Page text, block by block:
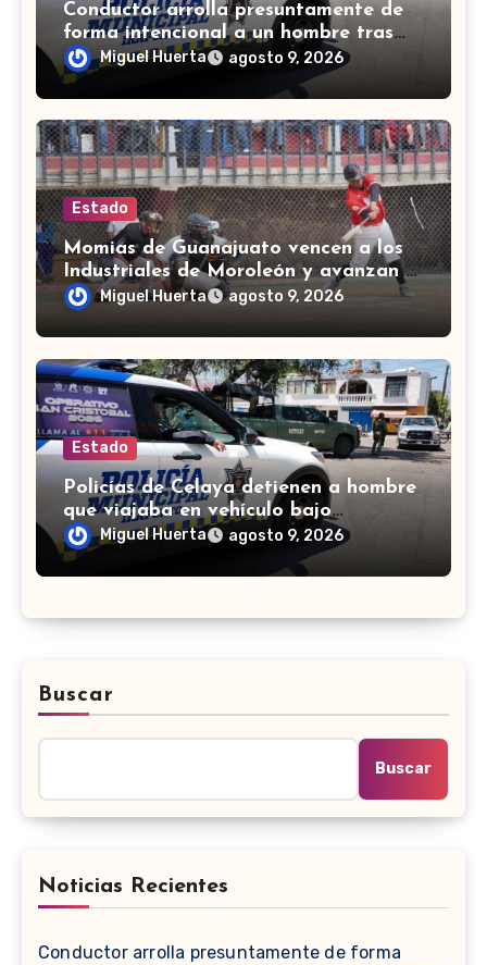
Conductor arrolla presuntamente de
forma intencional a un hombre tras
una riña en Celaya
Miguel Huerta agosto 9, 2026
Estado
Momias de Guanajuato vencen a los
Industriales de Moroleón y avanzan a
la final estatal de béisbol
Miguel Huerta agosto 9, 2026
Estado
Policías de Celaya detienen a hombre
que viajaba en vehículo bajo
investigación
Miguel Huerta agosto 9, 2026
Buscar
Buscar
Noticias Recientes
Conductor arrolla presuntamente de forma